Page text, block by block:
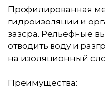
Профилированная
гидроизоляции и
зазора. Рельефные
отводить воду и
на изоляционный
Преимущества: